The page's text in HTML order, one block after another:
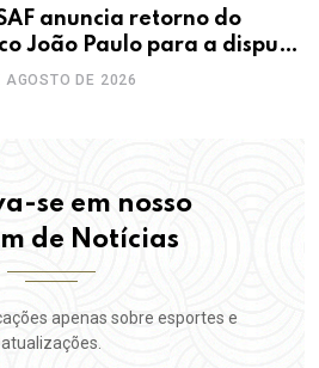
anuncia retorno do
João Paulo para a disputa
do Campeonato Potiguar
AGOSTO DE 2026
se em nosso
de Notícias
apenas sobre esportes e
atualizações.